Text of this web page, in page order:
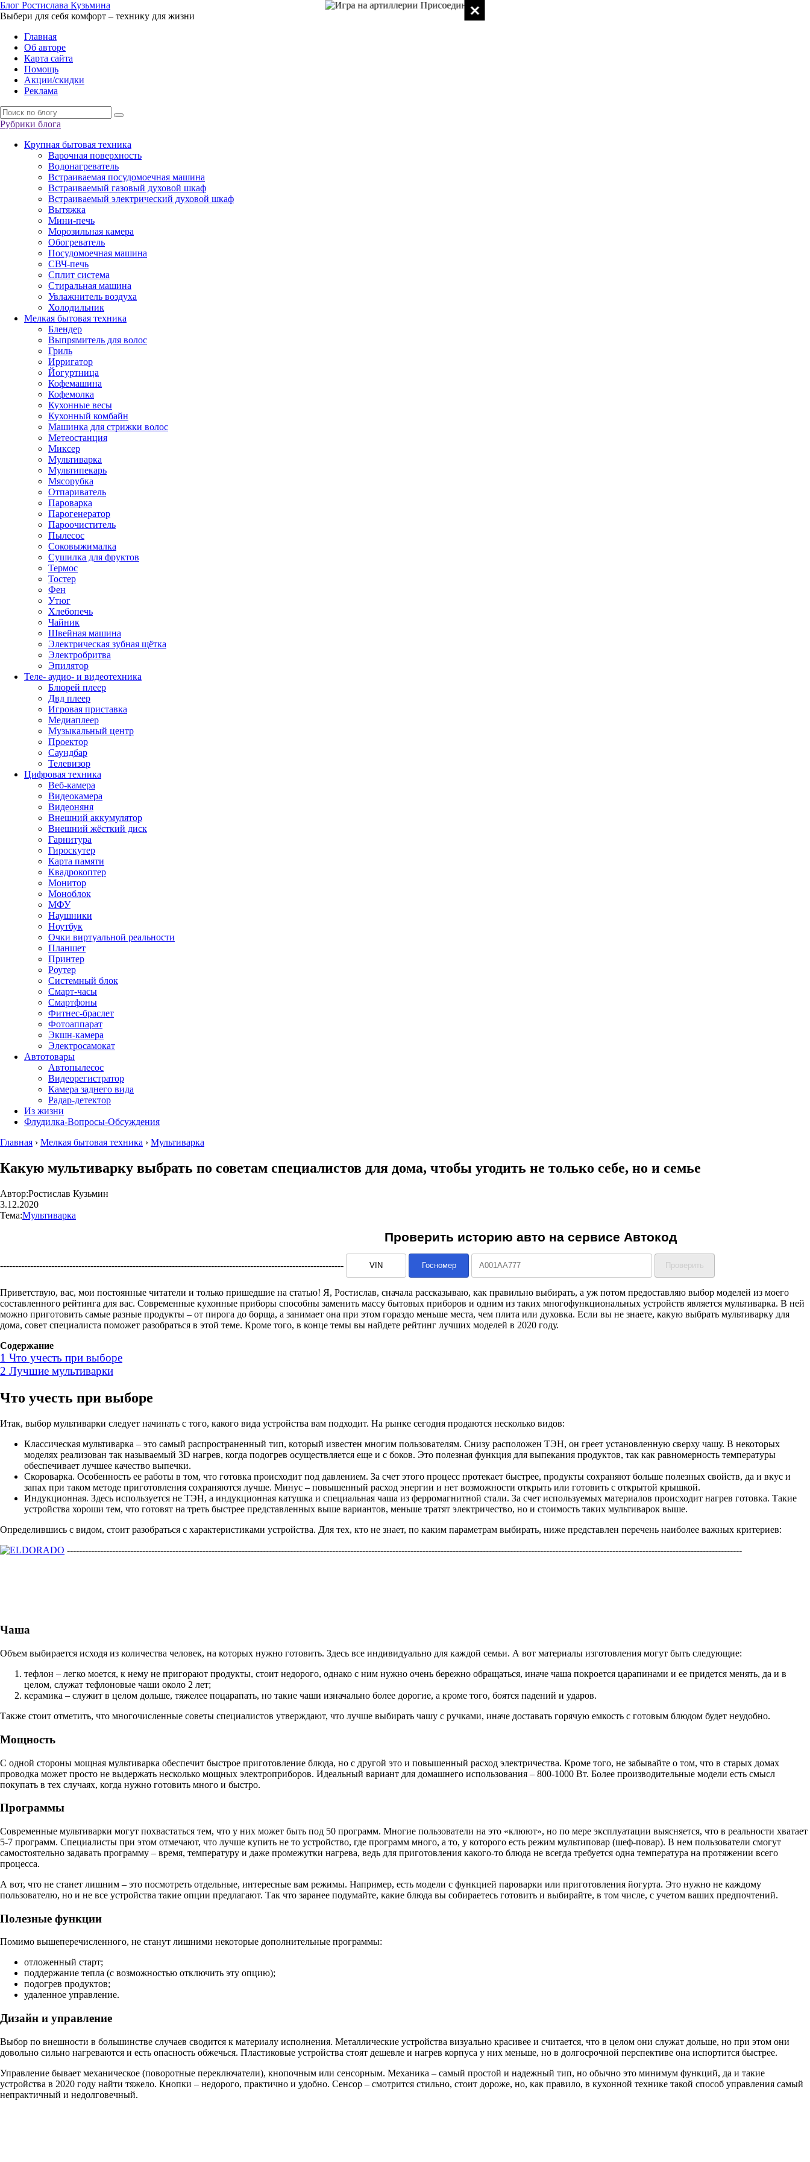
Блог Ростислава Кузьмина
Выбери для себя комфорт – технику для жизни
Главная
Об авторе
Карта сайта
Помощь
Акции/скидки
Реклама
Рубрики блога
Крупная бытовая техника
Варочная поверхность
Водонагреватель
Встраиваемая посудомоечная машина
Встраиваемый газовый духовой шкаф
Встраиваемый электрический духовой шкаф
Вытяжка
Мини-печь
Морозильная камера
Обогреватель
Посудомоечная машина
СВЧ-печь
Сплит система
Стиральная машина
Увлажнитель воздуха
Холодильник
Мелкая бытовая техника
Блендер
Выпрямитель для волос
Гриль
Ирригатор
Йогуртница
Кофемашина
Кофемолка
Кухонные весы
Кухонный комбайн
Машинка для стрижки волос
Метеостанция
Миксер
Мультиварка
Мультипекарь
Мясорубка
Отпариватель
Пароварка
Парогенератор
Пароочиститель
Пылесос
Соковыжималка
Сушилка для фруктов
Термос
Тостер
Фен
Утюг
Хлебопечь
Чайник
Швейная машина
Электрическая зубная щётка
Электробритва
Эпилятор
Теле- аудио- и видеотехника
Блюрей плеер
Двд плеер
Игровая приставка
Медиаплеер
Музыкальный центр
Проектор
Саундбар
Телевизор
Цифровая техника
Веб-камера
Видеокамера
Видеоняня
Внешний аккумулятор
Внешний жёсткий диск
Гарнитура
Гироскутер
Карта памяти
Квадрокоптер
Монитор
Моноблок
МФУ
Наушники
Ноутбук
Очки виртуальной реальности
Планшет
Принтер
Роутер
Системный блок
Смарт-часы
Смартфоны
Фитнес-браслет
Фотоаппарат
Экшн-камера
Электросамокат
Автотовары
Автопылесос
Видеорегистратор
Камера заднего вида
Радар-детектор
Из жизни
Флудилка-Вопросы-Обсуждения
Главная › Мелкая бытовая техника › Мультиварка
Какую мультиварку выбрать по советам специалистов для дома, чтобы угодить не только себе, но и семье
Автор:Ростислав Кузьмин
3.12.2020
Тема:Мультиварка
------------------------------------------------------------------------------------------------------------------
Приветствую, вас, мои постоянные читатели и только пришедшие на статью! Я, Ростислав, сначала рассказываю, как правильно выбирать, а уж потом предоставляю выбор моделей из моего
составленного рейтинга для вас. Современные кухонные приборы способны заменить массу бытовых приборов и одним из таких многофункциональных устройств является мультиварка. В ней
можно приготовить самые разные продукты – от пирога до борща, а занимает она при этом гораздо меньше места, чем плита или духовка. Если вы не знаете, какую выбрать мультиварку для
дома, совет специалиста поможет разобраться в этой теме. Кроме того, в конце темы вы найдете рейтинг лучших моделей в 2020 году.
Содержание
1 Что учесть при выборе
2 Лучшие мультиварки
Что учесть при выборе
Итак, выбор мультиварки следует начинать с того, какого вида устройства вам подходит. На рынке сегодня продаются несколько видов:
Классическая мультиварка – это самый распространенный тип, который известен многим пользователям. Снизу расположен ТЭН, он греет установленную сверху чашу. В некоторых
моделях реализован так называемый 3D нагрев, когда подогрев осуществляется еще и с боков. Это полезная функция для выпекания продуктов, так как равномерность температуры
обеспечивает лучшее качество выпечки.
Скороварка. Особенность ее работы в том, что готовка происходит под давлением. За счет этого процесс протекает быстрее, продукты сохраняют больше полезных свойств, да и вкус и
запах при таком методе приготовления сохраняются лучше. Минус – повышенный расход энергии и нет возможности открыть или готовить с открытой крышкой.
Индукционная. Здесь используется не ТЭН, а индукционная катушка и специальная чаша из ферромагнитной стали. За счет используемых материалов происходит нагрев готовка. Такие
устройства хороши тем, что готовят на треть быстрее представленных выше вариантов, меньше тратят электричество, но и стоимость таких мультиварок выше.
Определившись с видом, стоит разобраться с характеристиками устройства. Для тех, кто не знает, по каким параметрам выбирать, ниже представлен перечень наиболее важных критериев:
--------------------------------------------------------------------------------------------------------------------------------------------------------------------------------------------------------------------------------
Чаша
Объем выбирается исходя из количества человек, на которых нужно готовить. Здесь все индивидуально для каждой семьи. А вот материалы изготовления могут быть следующие:
тефлон – легко моется, к нему не пригорают продукты, стоит недорого, однако с ним нужно очень бережно обращаться, иначе чаша покроется царапинами и ее придется менять, да и в
целом, служат тефлоновые чаши около 2 лет;
керамика – служит в целом дольше, тяжелее поцарапать, но такие чаши изначально более дорогие, а кроме того, боятся падений и ударов.
Также стоит отметить, что многочисленные советы специалистов утверждают, что лучше выбирать чашу с ручками, иначе доставать горячую емкость с готовым блюдом будет неудобно.
Мощность
С одной стороны мощная мультиварка обеспечит быстрое приготовление блюда, но с другой это и повышенный расход электричества. Кроме того, не забывайте о том, что в старых домах
проводка может просто не выдержать несколько мощных электроприборов. Идеальный вариант для домашнего использования – 800-1000 Вт. Более производительные модели есть смысл
покупать в тех случаях, когда нужно готовить много и быстро.
Программы
Современные мультиварки могут похвастаться тем, что у них может быть под 50 программ. Многие пользователи на это «клюют», но по мере эксплуатации выясняется, что в реальности хватает
5-7 программ. Специалисты при этом отмечают, что лучше купить не то устройство, где программ много, а то, у которого есть режим мультиповар (шеф-повар). В нем пользователи смогут
самостоятельно задавать программу – время, температуру и даже промежутки нагрева, ведь для приготовления какого-то блюда не всегда требуется одна температура на протяжении всего
процесса.
А вот, что не станет лишним – это посмотреть отдельные, интересные вам режимы. Например, есть модели с функцией пароварки или приготовления йогурта. Это нужно не каждому
пользователю, но и не все устройства такие опции предлагают. Так что заранее подумайте, какие блюда вы собираетесь готовить и выбирайте, в том числе, с учетом ваших предпочтений.
Полезные функции
Помимо вышеперечисленного, не станут лишними некоторые дополнительные программы:
отложенный старт;
поддержание тепла (с возможностью отключить эту опцию);
подогрев продуктов;
удаленное управление.
Дизайн и управление
Выбор по внешности в большинстве случаев сводится к материалу исполнения. Металлические устройства визуально красивее и считается, что в целом они служат дольше, но при этом они
довольно сильно нагреваются и есть опасность обжечься. Пластиковые устройства стоят дешевле и нагрев корпуса у них меньше, но в долгосрочной перспективе она испортится быстрее.
Управление бывает механическое (поворотные переключатели), кнопочным или сенсорным. Механика – самый простой и надежный тип, но обычно это минимум функций, да и такие
устройства в 2020 году найти тяжело. Кнопки – недорого, практично и удобно. Сенсор – смотрится стильно, стоит дороже, но, как правило, в кухонной технике такой способ управления самый
непрактичный и недолговечный.